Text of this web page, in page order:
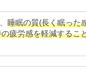
睡眠の質(長く眠った
疲労感を軽減するこ